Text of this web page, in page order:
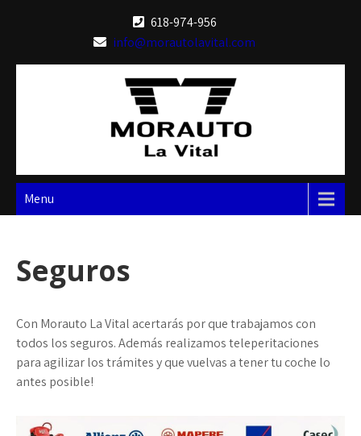
618-974-956
info@morautolavital.com
Menu
Seguros
Con Morauto La Vital acertarás por que trabajamos con
todos los seguros. Además realizamos teleperitaciones
para agilizar los trámites y que vuelvas a tener tu coche lo
antes posible!